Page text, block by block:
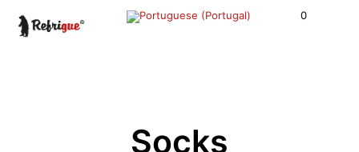
0
Socks